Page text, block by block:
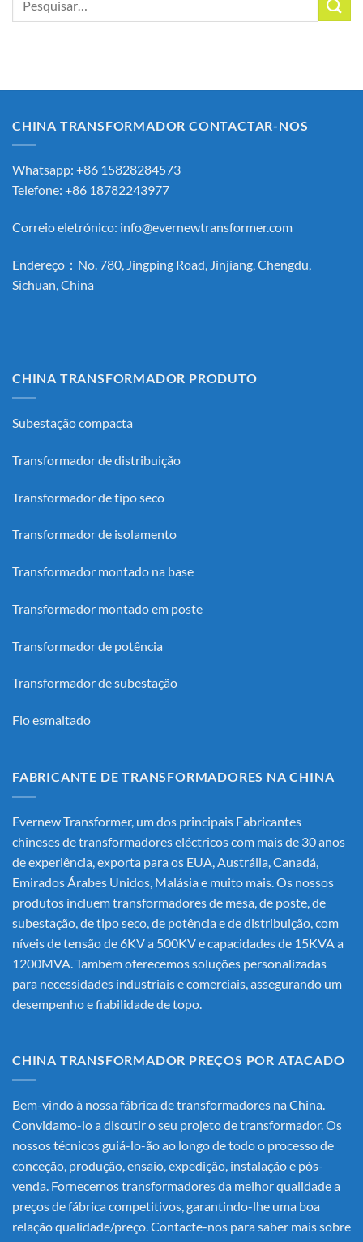
CHINA TRANSFORMADOR CONTACTAR-NOS
Whatsapp: +86 15828284573
Telefone: +86 18782243977
Correio eletrónico: info@evernewtransformer.com
Endereço：No. 780, Jingping Road, Jinjiang, Chengdu,
Sichuan, China
CHINA TRANSFORMADOR PRODUTO
Subestação compacta
Transformador de distribuição
Transformador de tipo seco
Transformador de isolamento
Transformador montado na base
Transformador montado em poste
Transformador de potência
Transformador de subestação
Fio esmaltado
FABRICANTE DE TRANSFORMADORES NA CHINA
Evernew Transformer, um dos principais Fabricantes
chineses de transformadores eléctricoscom mais de 30 anos
de experiência, exporta para os EUA, Austrália, Canadá,
Emirados Árabes Unidos, Malásia e muito mais. Os nossos
produtos incluem transformadores de mesa, de poste, de
subestação, de tipo seco, de potência e de distribuição, com
níveis de tensão de 6KV a 500KV e capacidades de 15KVA a
1200MVA. Também oferecemos soluções personalizadas
para necessidades industriais e comerciais, assegurando um
desempenho e fiabilidade de topo.
CHINA TRANSFORMADOR PREÇOS POR ATACADO
Bem-vindo à nossa fábrica de transformadores na China.
Convidamo-lo a discutir o seu projeto de transformador. Os
nossos técnicos guiá-lo-ão ao longo de todo o processo de
conceção, produção, ensaio, expedição, instalação e pós-
venda. Fornecemos transformadores da melhor qualidade a
preços de fábrica competitivos, garantindo-lhe uma boa
relação qualidade/preço. Contacte-nos para saber mais sobre